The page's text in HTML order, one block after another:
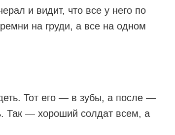
и видит, что все у него по
на груди, а все на одном
Тот его — в зубы, а после —
Так — хороший солдат всем, а